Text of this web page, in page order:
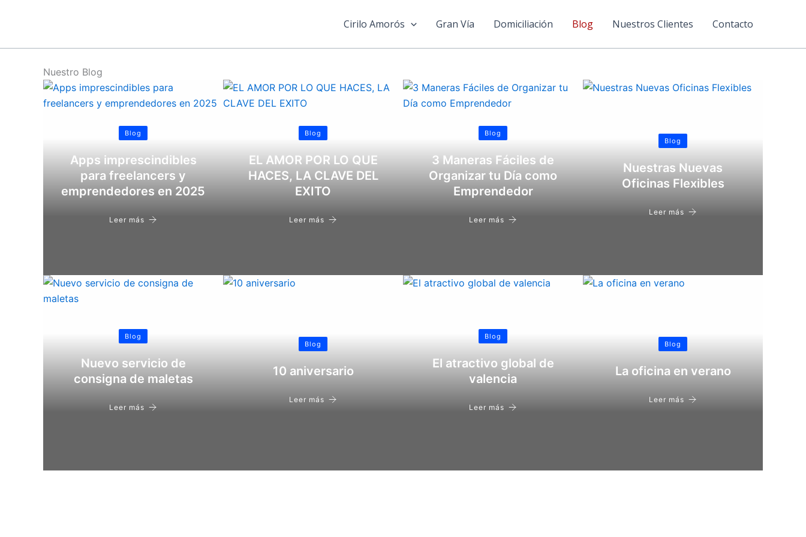
Cirilo Amorós Gran Vía Domiciliación Blog Nuestros Clientes Contacto
Nuestro Blog
Blog
Apps imprescindibles
para freelancers y
emprendedores en 2025
Leer más
Blog
EL AMOR POR LO QUE
HACES, LA CLAVE DEL
EXITO
Leer más
Blog
3 Maneras Fáciles de
Organizar tu Día como
Emprendedor
Leer más
Blog
Nuestras Nuevas
Oficinas Flexibles
Leer más
Blog
Nuevo servicio de
consigna de maletas
Leer más
Blog
10 aniversario
Leer más
Blog
El atractivo global de
valencia
Leer más
Blog
La oficina en verano
Leer más